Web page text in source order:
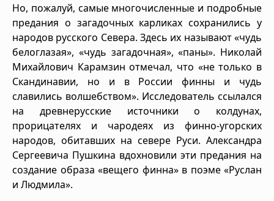
Но, пожалуй, самые многочисленные и подробные
предания о загадочных карликах сохранились у
народов русского Севера. Здесь их называют «чудь
белоглазая», «чудь загадочная», «паны». Николай
Михайлович Карамзин отмечал, что «не только в
Скандинавии, но и в России финны и чудь
славились волшебством». Исследователь ссылался
на древнерусские источники о колдунах,
прорицателях и чародеях из финно-угорских
народов, обитавших на севере Руси. Александра
Сергеевича Пушкина вдохновили эти предания на
создание образа «вещего финна» в поэме «Руслан
и Людмила».